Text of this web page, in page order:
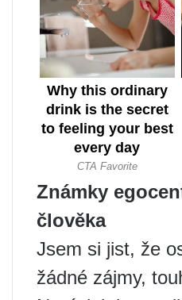
Známky
člověka
Jsem si jist, že
žádné zájmy,